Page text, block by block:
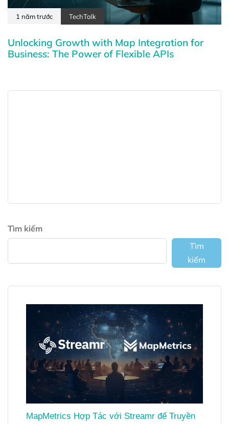
1 năm trước TechTalk
Unlocking Growth with Map Integration for
Business: The Power of Flexible APIs
Tìm kiếm
Tìm
kiếm
MapMetrics Hợp Tác với Streamr để Truyền